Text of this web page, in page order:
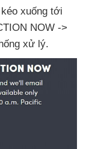
xuống tới
NOW ->
xử lý.